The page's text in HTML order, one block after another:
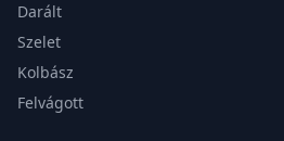
Darált
Szelet
Kolbász
Felvágott